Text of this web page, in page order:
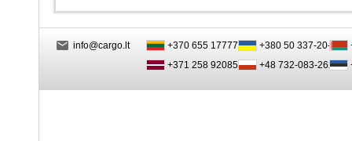
info@cargo.lt
+370 655 17777
+371 258 92085
+380 50 337-20-47
+48 732-083-262